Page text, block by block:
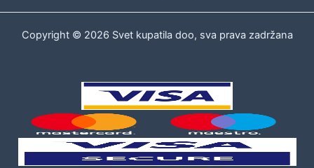
Copyright © 2026 Svet kupatila doo, sva prava zadržana